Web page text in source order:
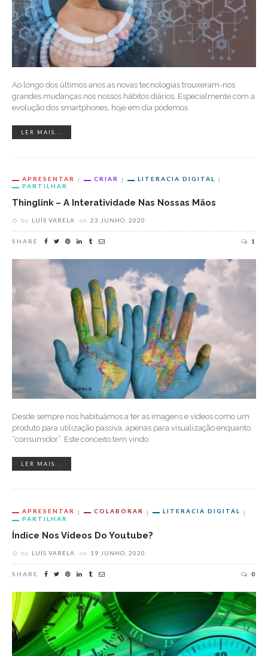
Ao longo dos últimos anos as novas tecnologias trouxeram-nos
grandes mudanças nos nossos hábitos diários. Especialmente com a
evolução dos smartphones, hoje em dia podemos
LER MAIS...
APRESENTAR CRIAR
LITERACIA DIGITAL
PARTILHAR
Thinglink – A Interatividade Nas Nossas Mãos
by LUÍS VARELA on 23 JUNHO, 2020
SHARE 1
Desde sempre nos habituámos a ter as imagens e vídeos como um
produto para utilização passiva, apenas para visualização enquanto
“consumidor”. Este conceito tem vindo
LER MAIS...
APRESENTAR COLABORAR
LITERACIA DIGITAL
PARTILHAR
Índice Nos Vídeos Do Youtube?
by LUÍS VARELA on 19 JUNHO, 2020
SHARE 0